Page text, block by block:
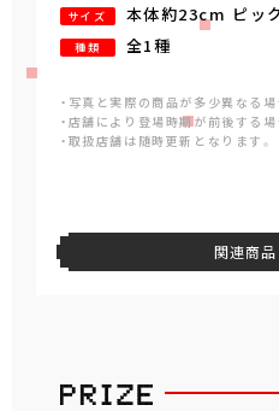
サイズ 本体約23cm ピッ
種類 全1種
・写真と実際の商品が多少異なる場
・店舗により登場時期が前後する場
・取扱店舗は随時更新となります。
関連商